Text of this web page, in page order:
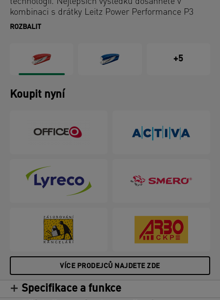
kombinaci s drátky Leitz Power Performance P3
(24/6, 26/6).
ROZBALIT
+5
Koupit nyní
VÍCE PRODEJCŮ NAJDETE ZDE
Specifikace a funkce